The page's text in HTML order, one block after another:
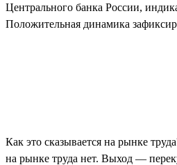
Центрального банка России,
Положительная динамика
Как это сказывается на рынке
на рынке труда нет. Выход —